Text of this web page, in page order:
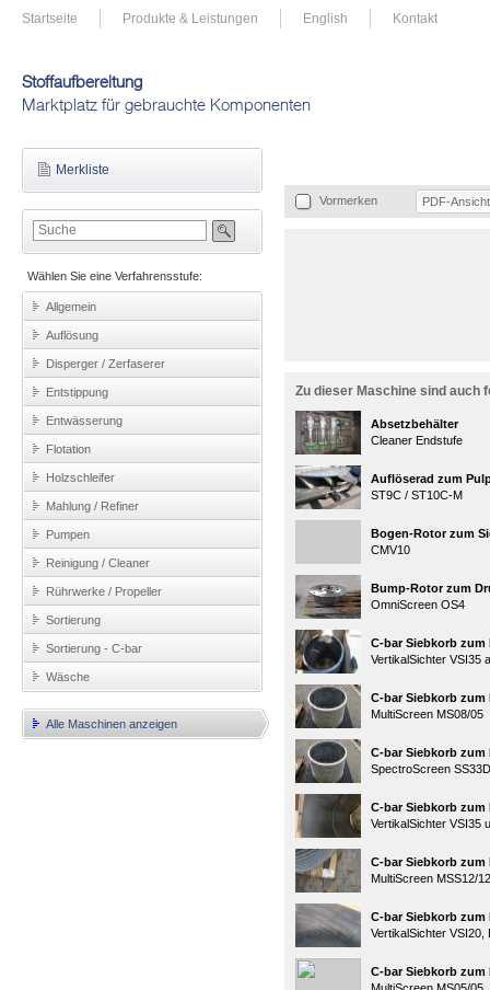
Startseite Produkte & Leistungen English Kontakt
Stoffaufbereitung
Marktplatz für gebrauchte Komponenten
Merkliste
Wählen Sie eine Verfahrensstufe:
Allgemein
Auflösung
Disperger / Zerfaserer
Entstippung
Entwässerung
Flotation
Holzschleifer
Mahlung / Refiner
Pumpen
Reinigung / Cleaner
Rührwerke / Propeller
Sortierung
Sortierung - C-bar
Wäsche
Alle Maschinen anzeigen
Vormerken PDF-Ansicht
Zu dieser Maschine sind auch
Absetzbehälter
Cleaner Endstufe
Auflöserad zum
ST9C / ST10C-M
Bogen-Rotor zum
CMV10
Bump-Rotor zum
OmniScreen OS4
C-bar Siebkorb zum
VertikalSichter VSI35
C-bar Siebkorb zum
MultiScreen MS08/05
C-bar Siebkorb zum
SpectroScreen
C-bar Siebkorb zum
VertikalSichter VSI35
C-bar Siebkorb zum
MultiScreen MSS12/12
C-bar Siebkorb zum
VertikalSichter VSI20,
C-bar Siebkorb zum